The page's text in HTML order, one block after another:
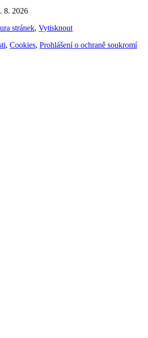
8. 2026
stránek, Vytisknout
, Cookies, Prohlášení o ochraně soukromí